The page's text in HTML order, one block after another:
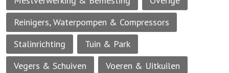
Reinigers, Waterpompen & Compressors
Stalinrichting
Tuin & Park
Vegers & Schuiven
Voeren & Uitkuilen